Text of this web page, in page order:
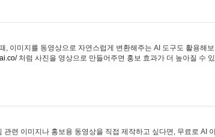
, 이미지를 동영상으로 자연스럽게 변환해주는 AI 도구도 활용해보
처럼 사진을 영상으로 만들어주면 홍보 효과가 더 높아질 수 있
련 이미지나 홍보용 동영상을 직접 제작하고 싶다면, 무료로 AI 이